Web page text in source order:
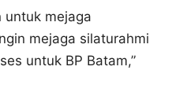
untuk mejaga
mejaga silaturahmi
untuk BP Batam,”